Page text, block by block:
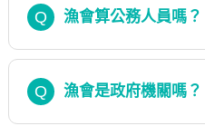
Q 漁會算公務人員嗎？
Q 漁會是政府機關嗎？